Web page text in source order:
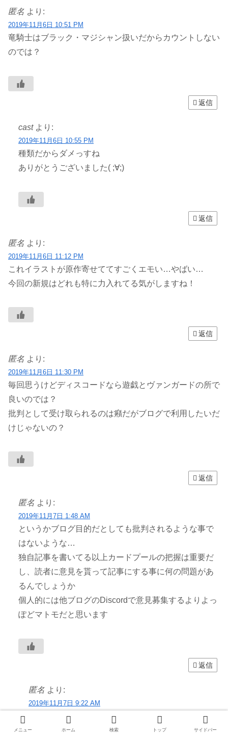
匿名 より:
2019年11月6日 10:51 PM
竜騎士はブラック・マジシャン扱いだからカウントしない
のでは？
返信
cast より:
2019年11月6日 10:55 PM
種類だからダメっすね
ありがとうございました( ;∀;)
返信
匿名 より:
2019年11月6日 11:12 PM
これイラストが原作寄せててすごくエモい…やばい…
今回の新規はどれも特に力入れてる気がしますね！
返信
匿名 より:
2019年11月6日 11:30 PM
毎回思うけどディスコードなら遊戯とヴァンガードの所で
良いのでは？
批判として受け取られるのは癪だがブログで利用したいだ
けじゃないの？
返信
匿名 より:
2019年11月7日 1:48 AM
というかブログ目的だとしても批判されるような事で
はないような…
独自記事を書いてる以上カードプールの把握は重要だ
し、読者に意見を貰って記事にする事に何の問題があ
るんでしょうか
個人的には他ブログのDiscordで意見募集するよりよっ
ぽどマトモだと思います
返信
匿名 より:
2019年11月7日 9:22 AM
個人的には他ブログのDiscordで意見募集するよりよ
っぽどマトモだと思います
メニュー ホーム 検索 トップ サイドバー